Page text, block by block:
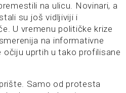
na ulicu. Novinari, a
su još vidljiviji i
U vremenu političke krize
na informativne
očiju uprtih u tako profilisane
Samo od protesta